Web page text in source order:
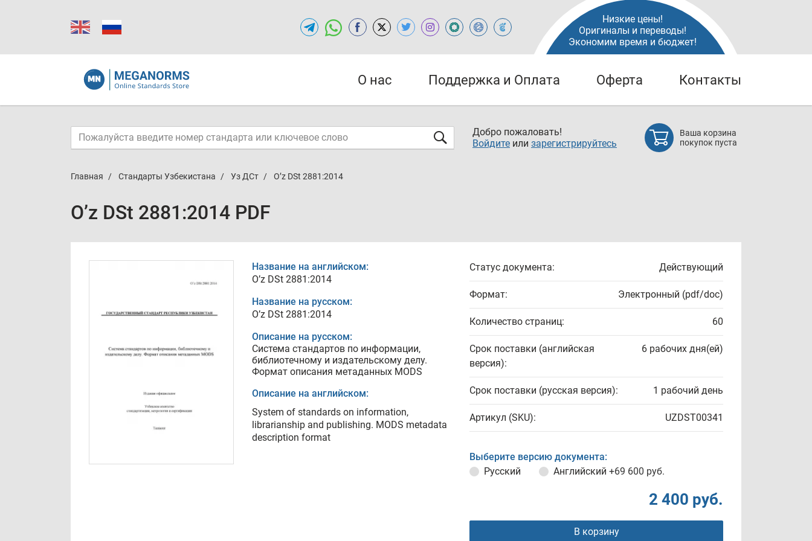
Низкие цены!
Оригиналы и переводы!
Экономим время и бюджет!
О нас Поддержка и Оплата Оферта Контакты
Добро пожаловать!
Войдите или зарегистрируйтесь
Ваша корзина
покупок пуста
Главная Стандарты Узбекистана Уз ДСт O’z DSt 2881:2014
O’z DSt 2881:2014 PDF
Название на английском:
O’z DSt 2881:2014
Название на русском:
O’z DSt 2881:2014
Описание на русском:
Система стандартов по информации,
библиотечному и издательскому делу.
Формат описания метаданных MODS
Описание на английском:
System of standards on information,
librarianship and publishing. MODS metadata
description format
Статус документа: Действующий
Формат: Электронный (pdf/doc)
Количество страниц: 60
Срок поставки (английская
версия):
6 рабочих дня(ей)
Срок поставки (русская версия): 1 рабочий день
Артикул (SKU): UZDST00341
Выберите версию документа:
Русский
Английский +69 600 руб.
2 400 руб.
В корзину